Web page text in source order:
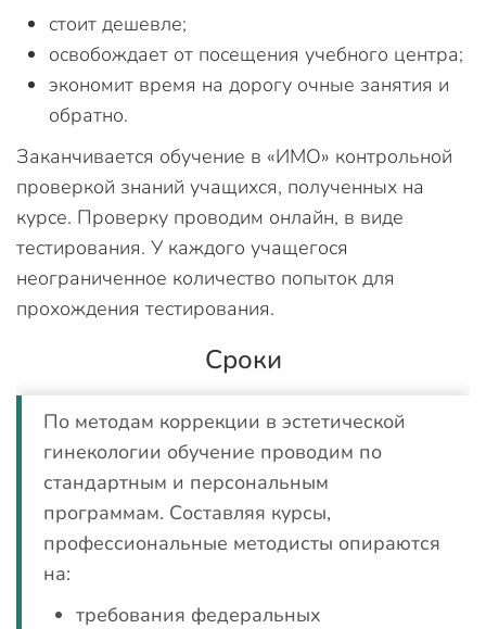
стоит дешевле;
освобождает от посещения учебного центра;
экономит время на дорогу очные занятия и
обратно.
Заканчивается обучение в «ИМО» контрольной
проверкой знаний учащихся, полученных на
курсе. Проверку проводим онлайн, в виде
тестирования. У каждого учащегося
неограниченное количество попыток для
прохождения тестирования.
Сроки
По методам коррекции в эстетической
гинекологии обучение проводим по
стандартным и персональным
программам. Составляя курсы,
профессиональные методисты опираются
на:
требования федеральных